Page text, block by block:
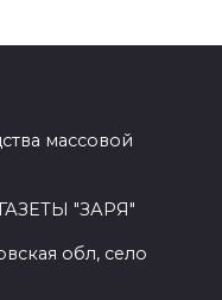
массовой
"ЗАРЯ"
обл, село